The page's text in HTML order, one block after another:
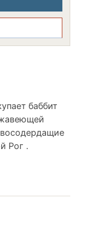
баббит
Рог .